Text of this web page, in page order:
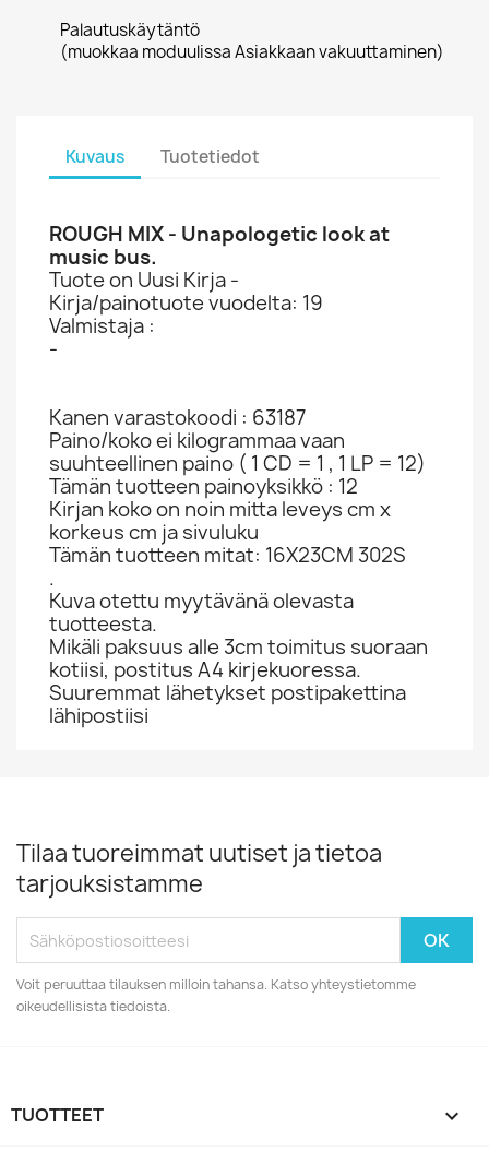
Palautuskäytäntö
(muokkaa moduulissa Asiakkaan vakuuttaminen)
Kuvaus Tuotetiedot
ROUGH MIX - Unapologetic look at
music bus.
Tuote on Uusi Kirja -
Kirja/painotuote vuodelta: 19
Valmistaja :
-
Kanen varastokoodi : 63187
Paino/koko ei kilogrammaa vaan
suuhteellinen paino ( 1 CD = 1 , 1 LP = 12)
Tämän tuotteen painoyksikkö : 12
Kirjan koko on noin mitta leveys cm x
korkeus cm ja sivuluku
Tämän tuotteen mitat: 16X23CM 302S
.
Kuva otettu myytävänä olevasta
tuotteesta.
Mikäli paksuus alle 3cm toimitus suoraan
kotiisi, postitus A4 kirjekuoressa.
Suuremmat lähetykset postipakettina
lähipostiisi
Tilaa tuoreimmat uutiset ja tietoa
tarjouksistamme
Voit peruuttaa tilauksen milloin tahansa. Katso yhteystietomme
oikeudellisista tiedoista.
TUOTTEET 